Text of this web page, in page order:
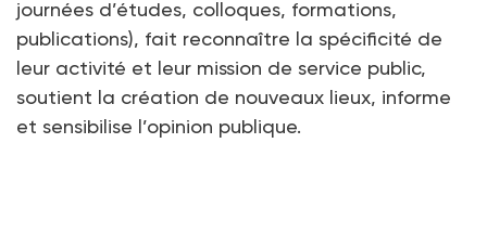
journées d’études, colloques, formations,
publications), fait reconnaître la spécificité de
leur activité et leur mission de service public,
soutient la création de nouveaux lieux, informe
et sensibilise l’opinion publique.